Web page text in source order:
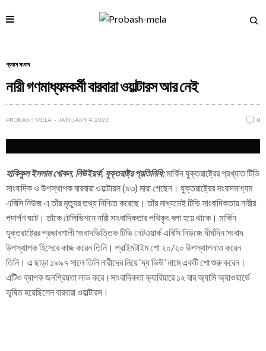
প্রবাস সংবাদ
নারী গণমাধ্যমকর্মী বারবারা ওয়াল্টারস আর নেই
PROBASH MELA JANUARY 4, 2023 0
হাকিকুল ইসলাম খোকন, নিউইয়র্ক, যুক্তরাষ্ট্র প্রতিনিধি:মার্কিন যুক্তরাষ্ট্রের প্রখ্যাত টিভি
সাংবাদিক ও উপস্থাপক বারবারা ওয়াল্টারস (৯৩) মারা গেছেন। যুক্তরাষ্ট্রের সংবাদমাধ্যম
এবিসি নিউজ এ তাঁর মৃত্যুর তথ্য নিশ্চিত করেছে। তাঁর মাধ্যমেই টিভি সাংবাদিকতায় নারীর
পদার্পণ ঘটে। তাঁকে টেলিভিশনে নারী সাংবাদিকতার পথিকৃৎ বলা হয়ে থাকে। মার্কিন
যুক্তরাষ্ট্রের প্রভাবশালী সংবাদভিত্তিক টিভি নেটওয়ার্ক এবিসি নিউজে দীর্ঘদিন সংবাদ
উপস্থাপক হিসেবে কাজ করেন তিনি। প্রাইমটাইম শো ২০/২০ উপস্থাপনাও করেন
তিনি। এ ছাড়া ১৯৯৭ সালে তিনি নারীদের নিয়ে ‘দ্য ভিউ’ নামে একটি শো শুরু করেন।
এটিও ব্যাপক জনপ্রিয়তা লাভ করে।সাংবাদিকতা ক্যারিয়ারে ১২ বার অ্যামি অ্যাওয়ার্ডে
ভূষিত হয়েছিলেন বারবারা ওয়াল্টারস।